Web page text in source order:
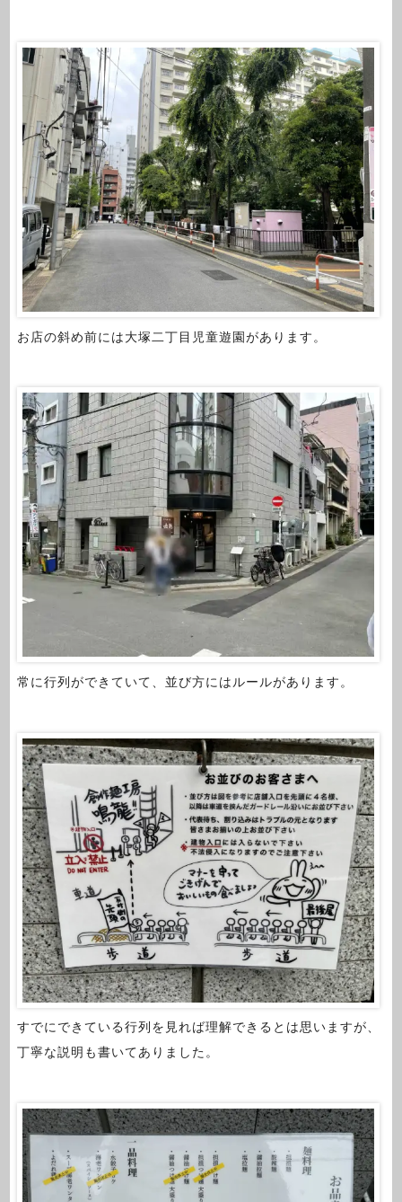
お店の斜め前には大塚二丁目児童遊園があります。
常に行列ができていて、並び方にはルールがあります。
すでにできている行列を見れば理解できるとは思いますが、
丁寧な説明も書いてありました。